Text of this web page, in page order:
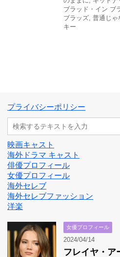
ブラッド・イン ブ
ブラッズ 普通じゃ
キー
プライバシーポリシー
映画キャスト
海外ドラマ キャスト
俳優プロフィール
女優プロフィール
海外セレブ
海外セレブファッション
洋楽
女優プロフィール
2024/04/14
フレイヤ・ア